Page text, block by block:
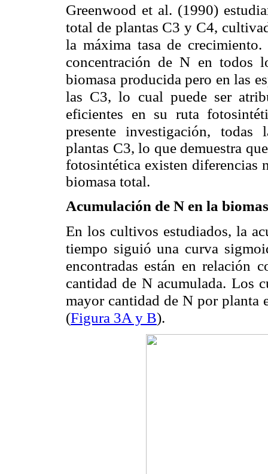
Greenwood et al. (1990)
total de plantas C3 y C4,
la máxima tasa de
concentración de N en todos
biomasa producida pero en las
las C3, lo cual puede ser
eficientes en su ruta
presente investigación, todas
plantas C3, lo que demuestra
fotosintética existen diferencias
biomasa total.
Acumulación de N en la
En los cultivos estudiados, la
tiempo siguió una curva
encontradas están en
cantidad de N acumulada. Los
mayor cantidad de N por
(Figura 3A y B).